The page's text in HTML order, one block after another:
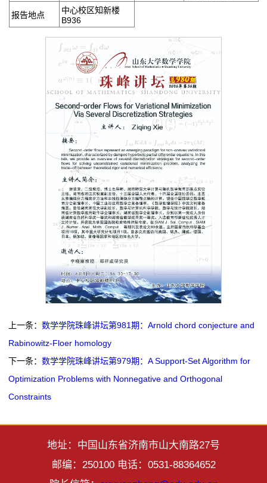
报告地点
中心校区知新楼
B936
上一条：数学学院珠峰讲坛第981期：Arnold chord conjecture and
Rabinowitz-Floer homology
下一条：数学学院珠峰讲坛第979期：A Support-Set Algorithm for
Optimization Problems with Nonnegative and Orthogonal
Constraints
地址：中国山东省济南市山大南路27号
邮编：250100 电话：0531-88364652